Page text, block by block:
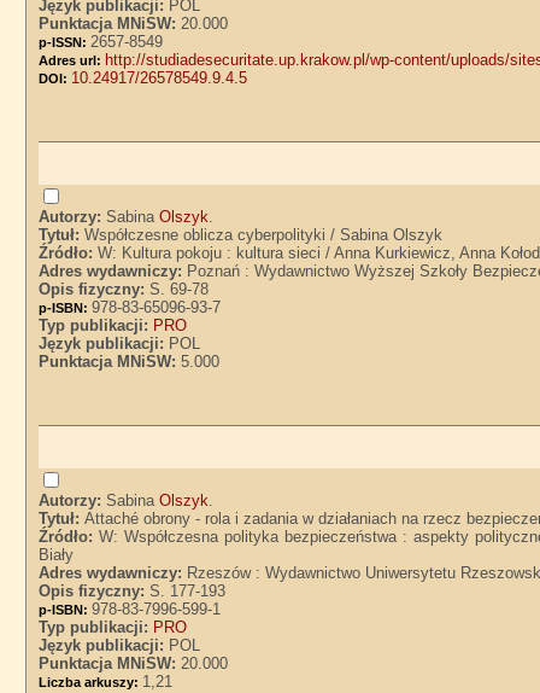
Język publikacji: POL
Punktacja MNiSW:20.000
p-ISSN: 2657-8549
Adres url: http://studiadesecuritate.up.krakow.pl/wp-content/uploads/
DOI: 10.24917/26578549.9.4.5
Autorzy:SabinaOlszyk.
Tytuł:Współczesne oblicza cyberpolityki / Sabina Olszyk
Źródło:W: Kultura pokoju : kultura sieci / Anna Kurkiewicz, Anna
Adres wydawniczy: Poznań : Wydawnictwo Wyższej Szkoły
Opis fizyczny:S. 69-78
p-ISBN:978-83-65096-93-7
Typ publikacji: PRO
Język publikacji: POL
Punktacja MNiSW:5.000
Autorzy:SabinaOlszyk.
Tytuł:Attaché obrony - rola i zadania w działaniach na rzecz
Źródło:W: Współczesna polityka bezpieczeństwa : aspekty
Biały
Adres wydawniczy: Rzeszów : Wydawnictwo Uniwersytetu
Opis fizyczny:S. 177-193
p-ISBN:978-83-7996-599-1
Typ publikacji: PRO
Język publikacji: POL
Punktacja MNiSW:20.000
Liczba arkuszy: 1,21